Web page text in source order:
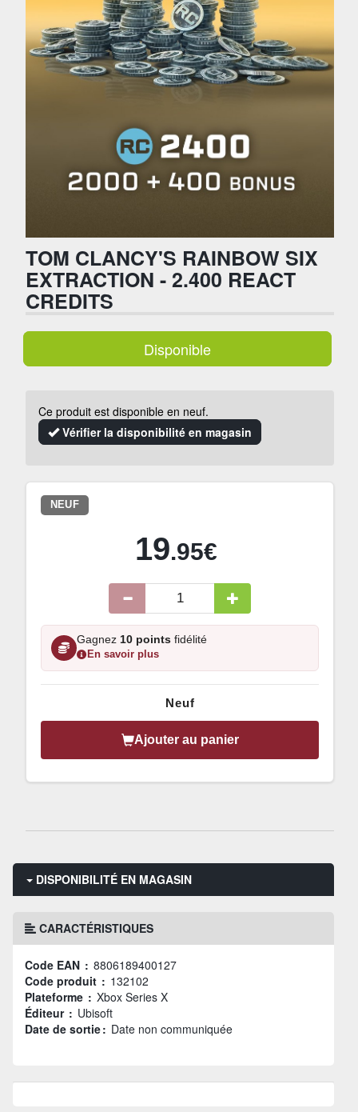
TOM CLANCY'S RAINBOW SIX
EXTRACTION - 2.400 REACT
CREDITS
Disponible
Ce produit est disponible en neuf.
Vérifier la disponibilité en magasin
NEUF
19.95€
Gagnez 10 points fidélité
En savoir plus
Neuf
Ajouter au panier
DISPONIBILITÉ EN MAGASIN
CARACTÉRISTIQUES
Code EAN : 8806189400127
Code produit : 132102
Plateforme : Xbox Series X
Éditeur : Ubisoft
Date de sortie : Date non communiquée